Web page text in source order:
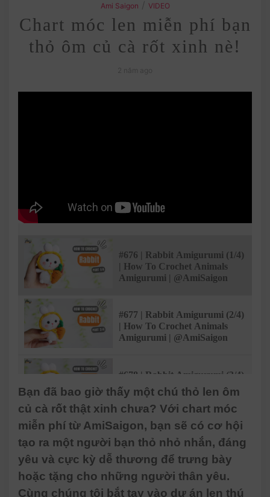
Ami Saigon VIDEO
Chart móc len miễn phí bạn
thỏ ôm củ cà rốt xinh nè!
#676 | Rabbit Amigurumi (1/4)
| How To Crochet Animals
Amigurumi | @AmiSaigon
#677 | Rabbit Amigurumi (2/4)
| How To Crochet Animals
Amigurumi | @AmiSaigon
#678 | Rabbit Amigurumi (3/4)
| How To Crochet Animals
Amigurumi | @AmiSaigon
#679 | Rabbit Amigurumi (4/4)
| How To Crochet Animals
Amigurumi | @AmiSaigon
Bạn đã bao giờ thấy một chú thỏ len ôm
củ cà rốt thật xinh chưa? Với chart móc
miễn phí từ AmiSaigon, bạn sẽ có cơ hội
tạo ra một người bạn thỏ nhỏ nhắn, đáng
yêu và cực kỳ dễ thương để trưng bày
hoặc tặng cho những người thân yêu.
Cùng chúng tôi bắt tay vào dự án len thú